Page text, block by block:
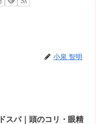
小泉 智明
スパ｜頭のコリ・眼精